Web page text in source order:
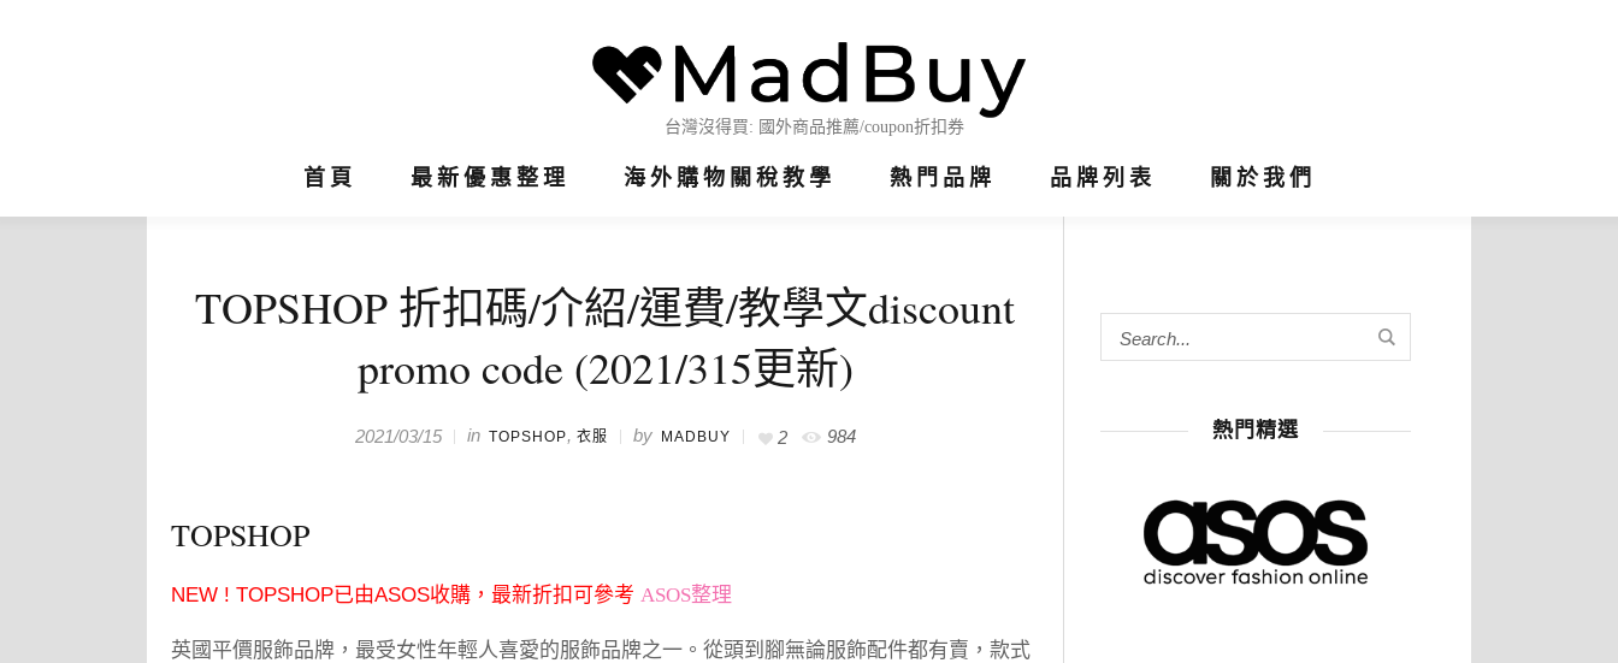
首頁 最新優惠整理 海外購物關稅教學 熱門品牌 品牌列表 關於我們
TOPSHOP 折扣碼/介紹/運費/教學文discount
promo code (2021/315更新)
2021/03/15 in TOPSHOP, 衣服 by MADBUY 2 984
TOPSHOP
NEW ! TOPSHOP已由ASOS收購，最新折扣可參考 ASOS整理
英國平價服飾品牌，最受女性年輕人喜愛的服飾品牌之一。從頭到腳無論服飾配件都有賣，款式
熱門精選